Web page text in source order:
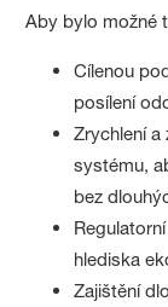
Aby bylo možné
Cílenou
posílení
Zrychlení
systému,
bez
hlediska
Zajištění